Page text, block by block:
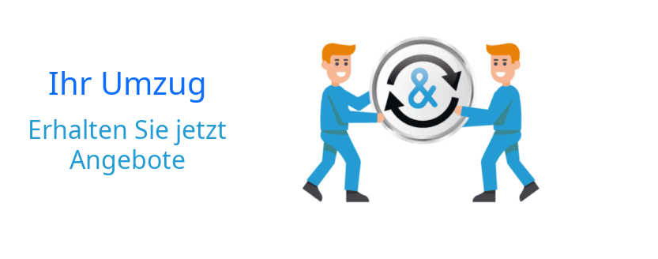
Ihr Umzug
Erhalten Sie jetzt
Angebote